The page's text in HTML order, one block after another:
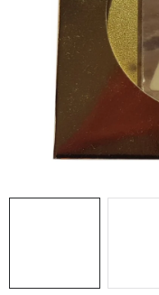
FUNKČNÍ ČOKOLÁDA
EXKURZE
Jak nakupovat
Podmínky ochrany